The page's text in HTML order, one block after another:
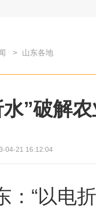
> 山东各地
”破解
04-21 16:12:04
：“以电